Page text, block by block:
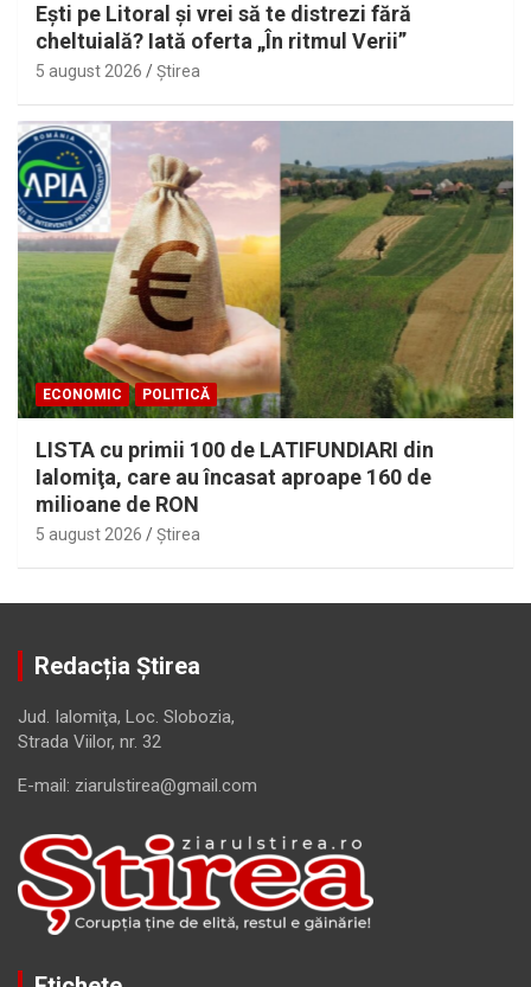
Eşti pe Litoral şi vrei să te distrezi fără
cheltuială? Iată oferta „În ritmul Verii”
5 august 2026 Ştirea
ECONOMIC POLITICĂ
LISTA cu primii 100 de LATIFUNDIARI din
Ialomiţa, care au încasat aproape 160 de
milioane de RON
5 august 2026 Ştirea
Redacția Știrea
Jud. Ialomiţa, Loc. Slobozia,
Strada Viilor, nr. 32
E-mail: ziarulstirea@gmail.com